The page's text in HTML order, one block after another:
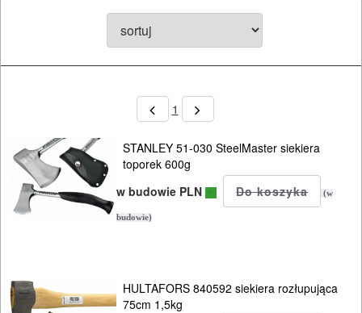
1
STANLEY 51-030 SteelMaster siekiera
toporek 600g
w budowie PLN
(w
budowie)
HULTAFORS 840592 siekiera rozłupująca
75cm 1,5kg